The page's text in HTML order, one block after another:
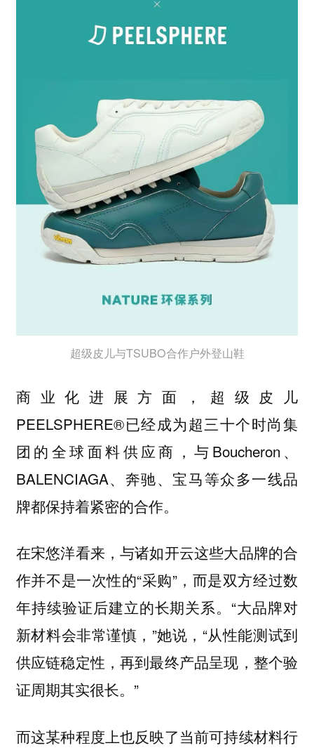
超级皮儿与TSUBO合作户外登山鞋
商业化进展方面，超级皮儿
PEELSPHERE®已经成为超三十个时尚集
团的全球面料供应商，与Boucheron、
BALENCIAGA、奔驰、宝马等众多一线品
牌都保持着紧密的合作。
在宋悠洋看来，与诸如开云这些大品牌的合
作并不是一次性的“采购”，而是双方经过数
年持续验证后建立的长期关系。“大品牌对
新材料会非常谨慎，”她说，“从性能测试到
供应链稳定性，再到最终产品呈现，整个验
证周期其实很长。”
而这某种程度上也反映了当前可持续材料行